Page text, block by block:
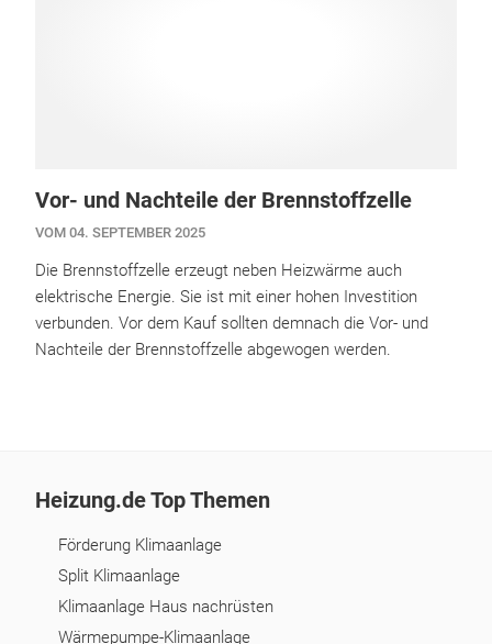
Vor- und Nachteile der Brennstoffzelle
VOM 04. SEPTEMBER 2025
Die Brennstoffzelle erzeugt neben Heizwärme auch
elektrische Energie. Sie ist mit einer hohen Investition
verbunden. Vor dem Kauf sollten demnach die Vor- und
Nachteile der Brennstoffzelle abgewogen werden.
Heizung.de Top Themen
Förderung Klimaanlage
Split Klimaanlage
Klimaanlage Haus nachrüsten
Wärmepumpe-Klimaanlage